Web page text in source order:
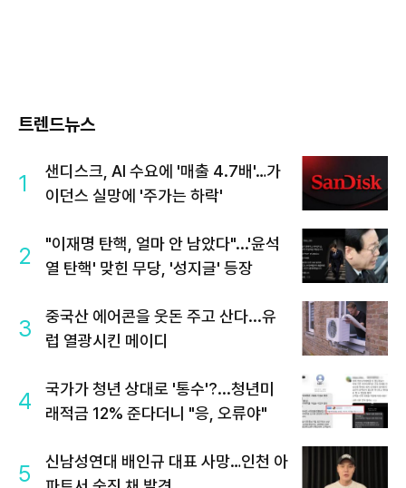
트렌드뉴스
1
샌디스크, AI 수요에 '매출 4.7배'…가
이던스 실망에 '주가는 하락'
2
"이재명 탄핵, 얼마 안 남았다"...'윤석
열 탄핵' 맞힌 무당, '성지글' 등장
3
중국산 에어콘을 웃돈 주고 산다...유
럽 열광시킨 메이디
4
국가가 청년 상대로 '통수'?...청년미
래적금 12% 준다더니 "응, 오류야"
5
신남성연대 배인규 대표 사망…인천 아